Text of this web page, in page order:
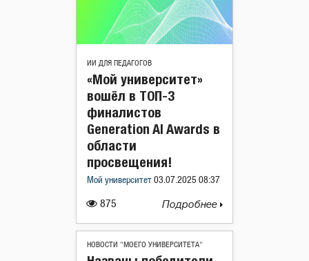
ИИ ДЛЯ ПЕДАГОГОВ
875
«Мой университет»
вошёл в ТОП-3
финалистов
Generation AI Awards в
области
просвещения!
Мой университет 03.07.2025 08:37
Подробнее
НОВОСТИ "МОЕГО УНИВЕРСИТЕТА"